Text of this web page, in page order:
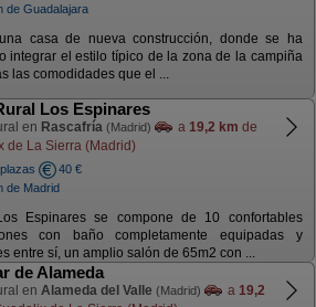
de Guadalajara
casa de nueva construcción, donde se ha
integrar el estilo típico de la zona de la campiña
las comodidades que el ...
Los Espinares
en Rascafría (Madrid) a 19,2 km de
de La Sierra (Madrid)
40 €
de Madrid
Espinares se compone de 10 confortables
con baño completamente equipadas y
entre sí, un amplio salón de 65m2 con ...
de Alameda
en Alameda del Valle (Madrid) a 19,2